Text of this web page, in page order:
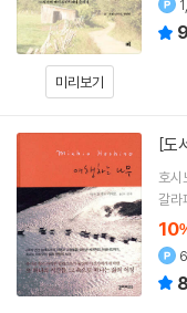
미리보기
[도
호시
갈라
10